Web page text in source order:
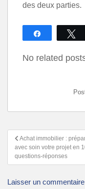
des deux parties.
Partagez
No related
Achat immobilier :
avec soin votre projet en
questions-réponses
Laisser un commentaire